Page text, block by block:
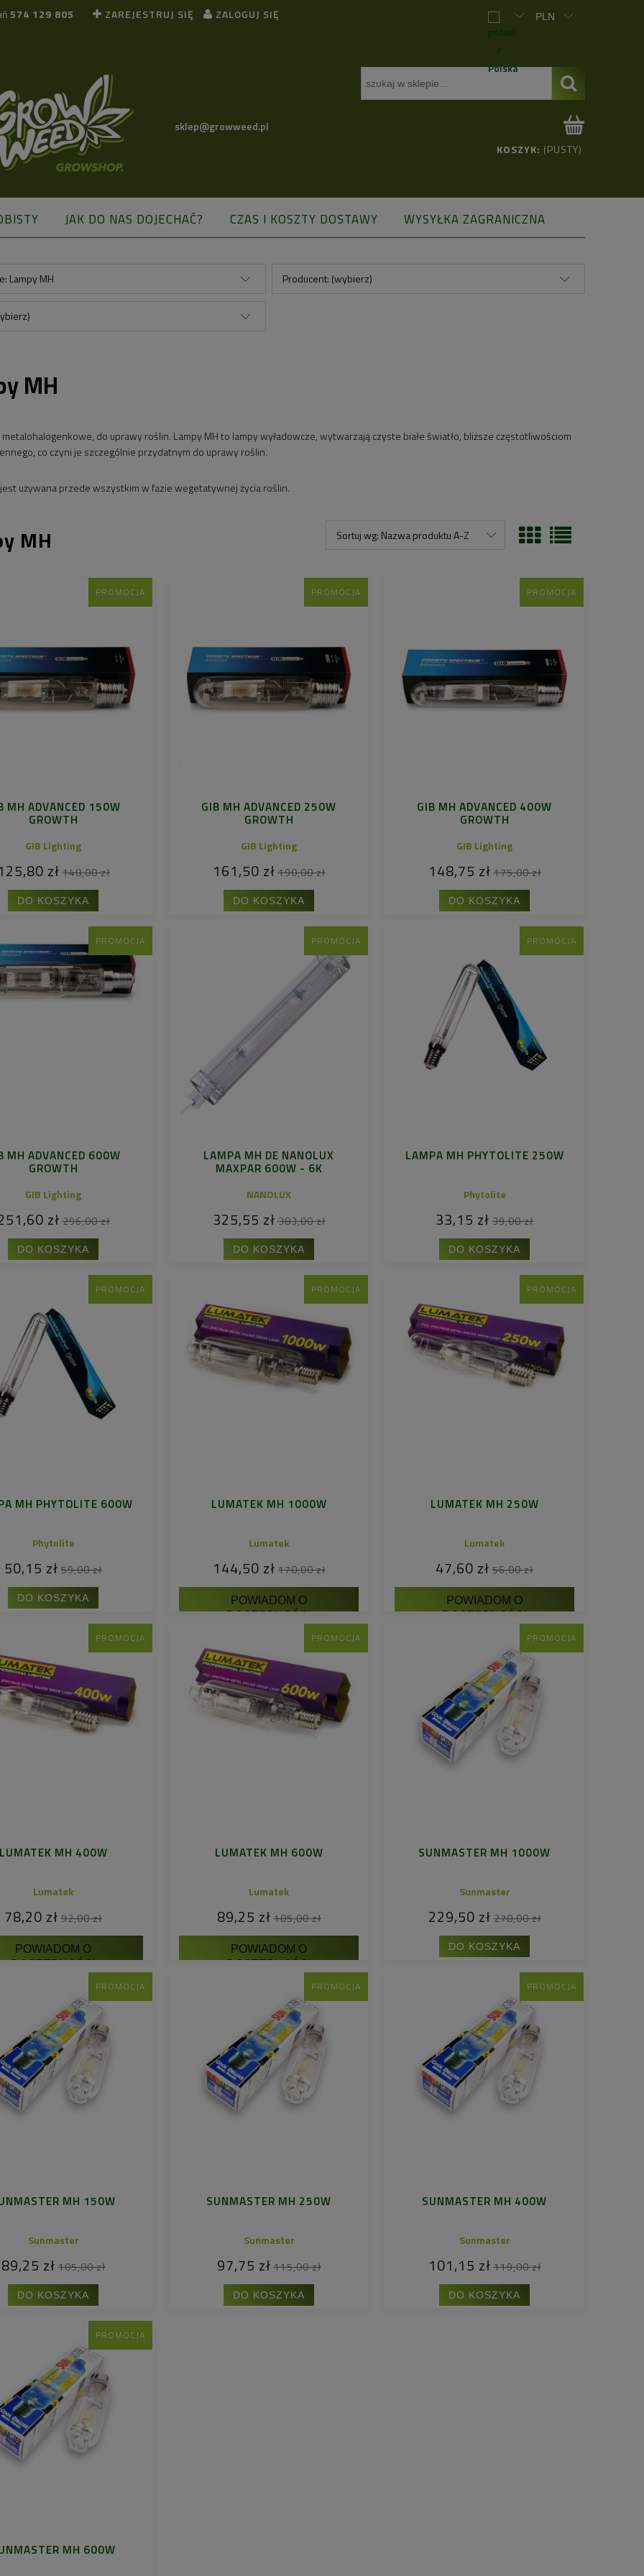
574 129 805 ZAREJESTRUJ SIĘ ZALOGUJ SIĘ
sklep@growweed.pl
KOSZYK: (PUSTY)
JAK DO NAS DOJECHAĆ? CZAS I KOSZTY DOSTAWY
WYSYŁKA ZAGRANICZNA
Lampy MH Producent: (wybierz)
MH
metalohalogenkowe, do uprawy roślin. Lampy MH to lampy wyładowcze, wytwarzają czyste białe światło, bliższe częstotliwościom
co czyni je szczególnie przydatnym do uprawy roślin.
używana przede wszystkim w fazie wegetatywnej życia roślin.
MH Sortuj wg: Nazwa produktu A-Z
MH ADVANCED 150W
GROWTH
GIB Lighting
zł 148,00 zł
DO KOSZYKA
PROMOCJA
GIB MH ADVANCED 250W
GROWTH
GIB Lighting
161,50 zł 190,00 zł
DO KOSZYKA
PROMOCJA
GIB MH ADVANCED 400W
GROWTH
GIB Lighting
148,75 zł 175,00 zł
DO KOSZYKA
PROMOCJA
MH ADVANCED 600W
GROWTH
GIB Lighting
zł 296,00 zł
DO KOSZYKA
PROMOCJA
LAMPA MH DE NANOLUX
MAXPAR 600W - 6K
NANOLUX
325,55 zł 383,00 zł
DO KOSZYKA
PROMOCJA
LAMPA MH PHYTOLITE 250W
Phytolite
33,15 zł 39,00 zł
DO KOSZYKA
PROMOCJA
MH PHYTOLITE 600W
Phytolite
50,15 zł 59,00 zł
DO KOSZYKA
PROMOCJA
LUMATEK MH 1000W
Lumatek
144,50 zł 170,00 zł
POWIADOM O
DOSTĘPNOŚCI
PROMOCJA
LUMATEK MH 250W
Lumatek
47,60 zł 56,00 zł
POWIADOM O
DOSTĘPNOŚCI
PROMOCJA
MH 400W
Lumatek
78,20 zł 92,00 zł
POWIADOM O
DOSTĘPNOŚCI
PROMOCJA
LUMATEK MH 600W
Lumatek
89,25 zł 105,00 zł
POWIADOM O
DOSTĘPNOŚCI
PROMOCJA
SUNMASTER MH 1000W
Sunmaster
229,50 zł 270,00 zł
DO KOSZYKA
PROMOCJA
MH 150W
Sunmaster
89,25 zł 105,00 zł
DO KOSZYKA
PROMOCJA
SUNMASTER MH 250W
Sunmaster
97,75 zł 115,00 zł
DO KOSZYKA
PROMOCJA
SUNMASTER MH 400W
Sunmaster
101,15 zł 119,00 zł
DO KOSZYKA
PROMOCJA
MH 600W
PROMOCJA